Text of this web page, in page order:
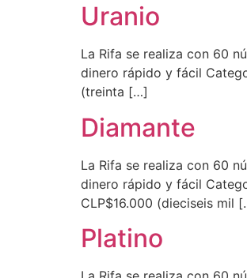
Uranio
La Rifa se realiza con 60
dinero rápido y fácil
(treinta […]
Diamante
La Rifa se realiza con 60
dinero rápido y fácil
CLP$16.000 (dieciseis mil
Platino